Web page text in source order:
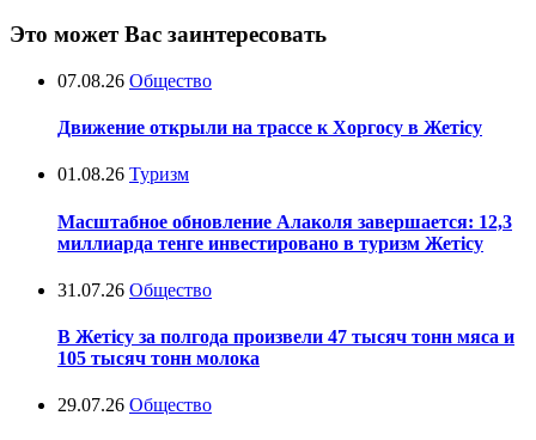
Это может Вас заинтересовать
07.08.26 Общество
Движение открыли на трассе к Хоргосу в Жетісу
01.08.26 Туризм
Масштабное обновление Алаколя завершается: 12,3
миллиарда тенге инвестировано в туризм Жетісу
31.07.26 Общество
В Жетісу за полгода произвели 47 тысяч тонн мяса и
105 тысяч тонн молока
29.07.26 Общество